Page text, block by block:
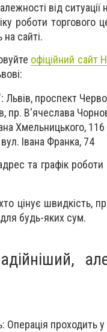
від ситуації
роботи торгового
сайті.
офіційний сайт
проспект
пр. В'ячеслава
Хмельницького, 116
Івана Франка, 74
та графік
цінує швидкість,
будь-яких сум.
проходить у